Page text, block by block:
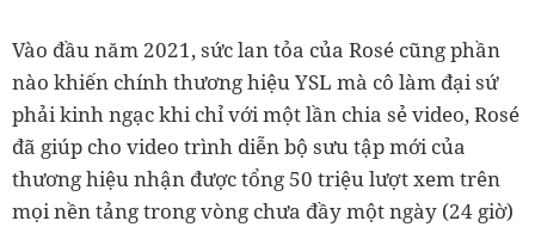
Vào đầu năm 2021, sức lan tỏa của Rosé cũng phần
nào khiến chính thương hiệu YSL mà cô làm đại sứ
phải kinh ngạc khi chỉ với một lần chia sẻ video, Rosé
đã giúp cho video trình diễn bộ sưu tập mới của
thương hiệu nhận được tổng 50 triệu lượt xem trên
mọi nền tảng trong vòng chưa đầy một ngày (24 giờ)